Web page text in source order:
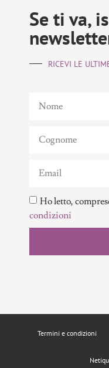
Se ti va,
RICEVI LE
Ho letto,
condizioni
Termini e condizioni